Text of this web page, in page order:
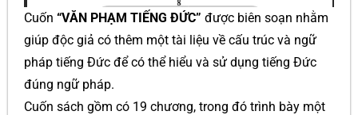
Cuốn “VĂN PHẠM TIẾNG ĐỨC” được biên soạn nhằm
giúp độc giả có thêm một tài liệu về cấu trúc và ngữ
pháp tiếng Đức để có thể hiểu và sử dụng tiếng Đức
đúng ngữ pháp.
Cuốn sách gồm có 19 chương, trong đó trình bày một